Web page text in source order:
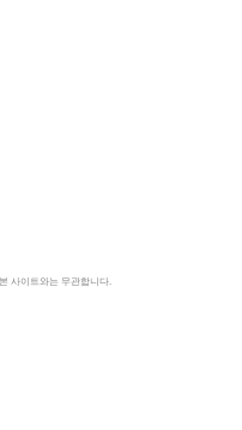
사이트와는 무관합니다.